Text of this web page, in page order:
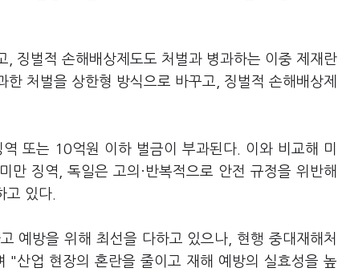
징벌적 손해배상제도도 처벌과 병과하는 이중 제재란
처벌을 상한형 방식으로 바꾸고, 징벌적 손해배상제
또는 10억원 이하 벌금이 부과된다. 이와 비교해 미
징역, 독일은 고의·반복적으로 안전 규정을 위반해
고 있다.
예방을 위해 최선을 다하고 있으나, 현행 중대재해처
"산업 현장의 혼란을 줄이고 재해 예방의 실효성을 높